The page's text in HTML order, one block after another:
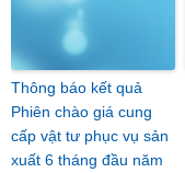
Thông báo kết quả
Phiên chào giá cung
cấp vật tư phục vụ sản
xuất 6 tháng đầu năm